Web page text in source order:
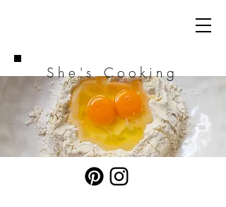
She's Cooking